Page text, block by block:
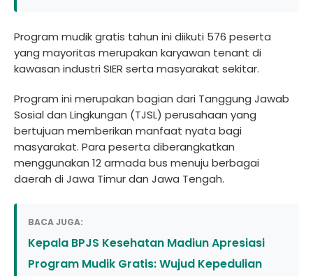
Program mudik gratis tahun ini diikuti 576 peserta
yang mayoritas merupakan karyawan tenant di
kawasan industri SIER serta masyarakat sekitar.
Program ini merupakan bagian dari Tanggung Jawab
Sosial dan Lingkungan (TJSL) perusahaan yang
bertujuan memberikan manfaat nyata bagi
masyarakat. Para peserta diberangkatkan
menggunakan 12 armada bus menuju berbagai
daerah di Jawa Timur dan Jawa Tengah.
BACA JUGA:
Kepala BPJS Kesehatan Madiun Apresiasi
Program Mudik Gratis: Wujud Kepedulian